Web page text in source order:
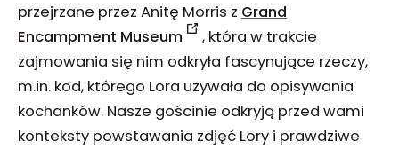
przejrzane przez Anitę Morris z Grand
Encampment Museum
, która w trakcie
zajmowania się nim odkryła fascynujące rzeczy,
m.in. kod, którego Lora używała do opisywania
kochanków. Nasze gościnie odkryją przed wami
konteksty powstawania zdjęć Lory i prawdziwe